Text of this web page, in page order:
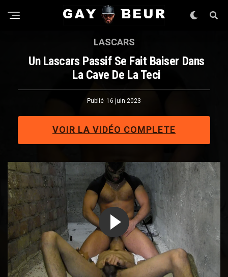
LASCARS
Un Lascars Passif Se Fait Baiser Dans
La Cave De La Teci
Publié 16 juin 2023
VOIR LA VIDÉO COMPLETE